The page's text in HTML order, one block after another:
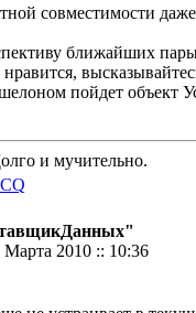
совместимости
ближайших
пойдет объект
и мучительно.
Марта 2010 :: 10:36